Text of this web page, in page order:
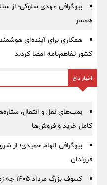
بیوگرافی مهدی سلوکی؛ از
همسر
همکاری برای آینده‌ای
کشور تفاهم‌نامه امضا کردند
اخبار داغ
بمب‌های نقل و انتقال،
کامل خرید و فروش‌ها
بیوگرافی الهام حمیدی؛ از
فرزندان
کسوف